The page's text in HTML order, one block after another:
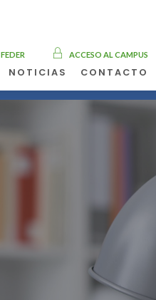
FEDER ACCESO AL CAMPUS
NOTICIAS CONTACTO